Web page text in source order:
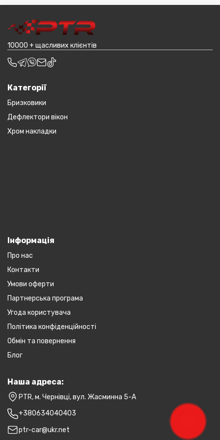
транспортування до місцявидачі (уточнювати з
10000 + щасливих клієнтів
Категорії
Бризковики
Дефлектори вікон
Хром накладки
Інформація
Про нас
Контакти
Умови оферти
Партнерська програма
Угода користувача
Політика конфіденційності
Обмін та повернення
Блог
Наша адреса:
PTR, м. Чернівці, вул. Жасминна 5-А
+380634040403
ptr-car@ukr.net